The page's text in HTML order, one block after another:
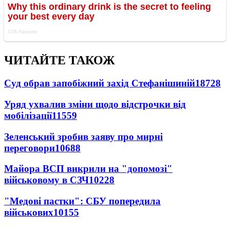
ЧИТАЙТЕ ТАКОЖ
Суд обрав запобіжний захід Стефанішиній18728
Уряд ухвалив зміни щодо відстрочки від
мобілізації11559
Зеленський зробив заяву про мирні
переговори10688
Майора ВСП викрили на "допомозі"
військовому в СЗЧ10228
"Медові пастки": СБУ попередила
військових10155